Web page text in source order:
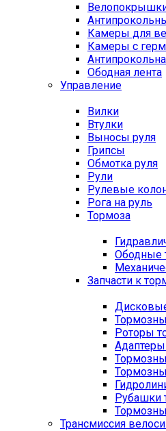
Камеры для
Камеры с
Ободная лента
Управление
Вилки
Втулки
Выносы руля
Грипсы
Обмотка руля
Рули
Рулевые
Рога на руль
Тормоза
Ободные
Запчасти к
Роторы
Рубашки
Трансмиссия